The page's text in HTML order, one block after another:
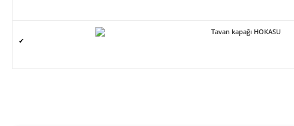
✔
Tavan kapağı HOKASU